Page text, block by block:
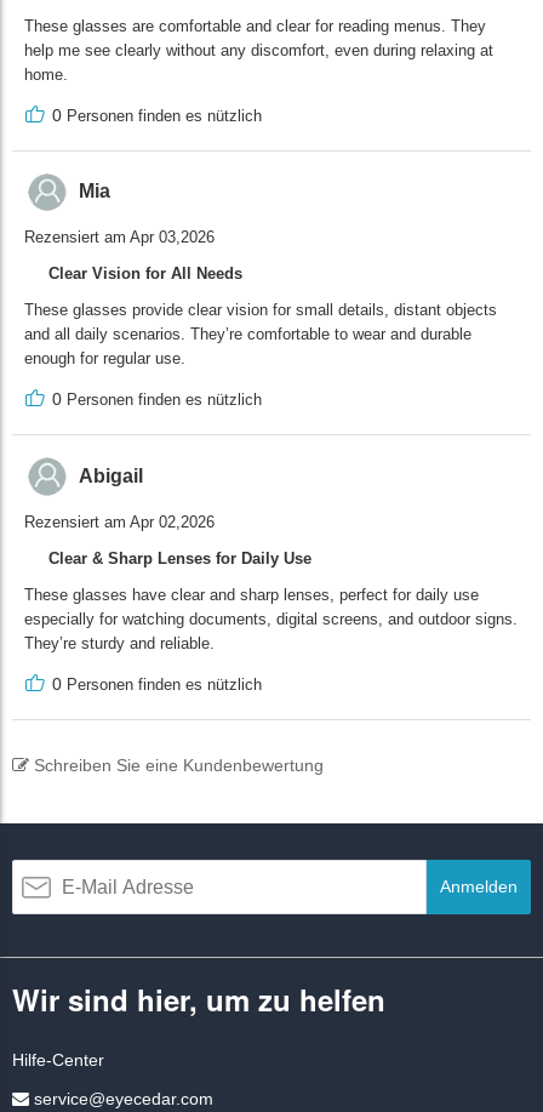
These glasses are comfortable and clear for reading menus. They
help me see clearly without any discomfort, even during relaxing at
home.
0 Personen finden es nützlich
Mia
Rezensiert am Apr 03,2026
Clear Vision for All Needs
These glasses provide clear vision for small details, distant objects
and all daily scenarios. They’re comfortable to wear and durable
enough for regular use.
0 Personen finden es nützlich
Abigail
Rezensiert am Apr 02,2026
Clear & Sharp Lenses for Daily Use
These glasses have clear and sharp lenses, perfect for daily use
especially for watching documents, digital screens, and outdoor signs.
They’re sturdy and reliable.
0 Personen finden es nützlich
Schreiben Sie eine Kundenbewertung
Anmelden
Wir sind hier, um zu helfen
Hilfe-Center
service@eyecedar.com